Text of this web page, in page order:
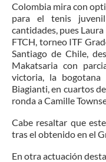
Colombia mira con
para el tenis
cantidades, pues
FTCH, torneo ITF
Santiago de Chile,
Makatsaria con
victoria, la
Biagianti, en cuartos
ronda a Camille
Cabe resaltar que
tras el obtenido en el
En otra actuación